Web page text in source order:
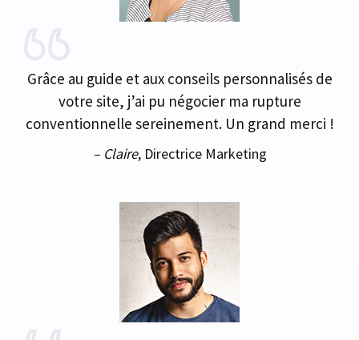
Grâce au guide et aux conseils personnalisés de
votre site, j’ai pu négocier ma rupture
conventionnelle sereinement. Un grand merci !
– Claire, Directrice Marketing